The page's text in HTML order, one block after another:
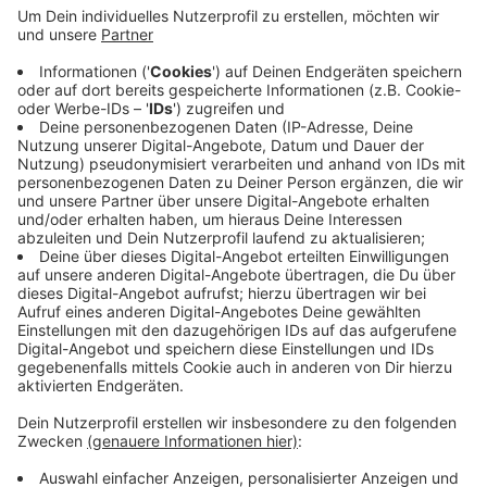
Gartens abgegeben werden. Nicht die ganze Fläche
gehört allerdings der Stadt, entscheidende Teile
sind in Privatbesitz, sagt Baudezernent Frank
Meyer. Der Umbau könnte in zwei Jahren (2023)
beginnen. Er wird 1,6 Millionen Euro kosten, davon
trägt die Stadt etwas mehr als 300.000 Euro, der
Rest kommt aus der Städtebauförderung des
Landes.
Veröffentlicht:Dienstag, 11.05.2021 05:54
Anzeige
Anzeige